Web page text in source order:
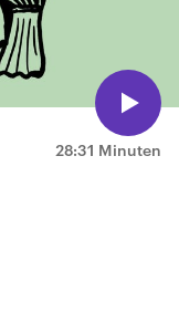
28:31 Minuten